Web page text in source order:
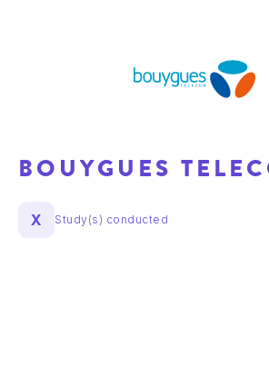
BOUYGUES
X Study(s) conducted